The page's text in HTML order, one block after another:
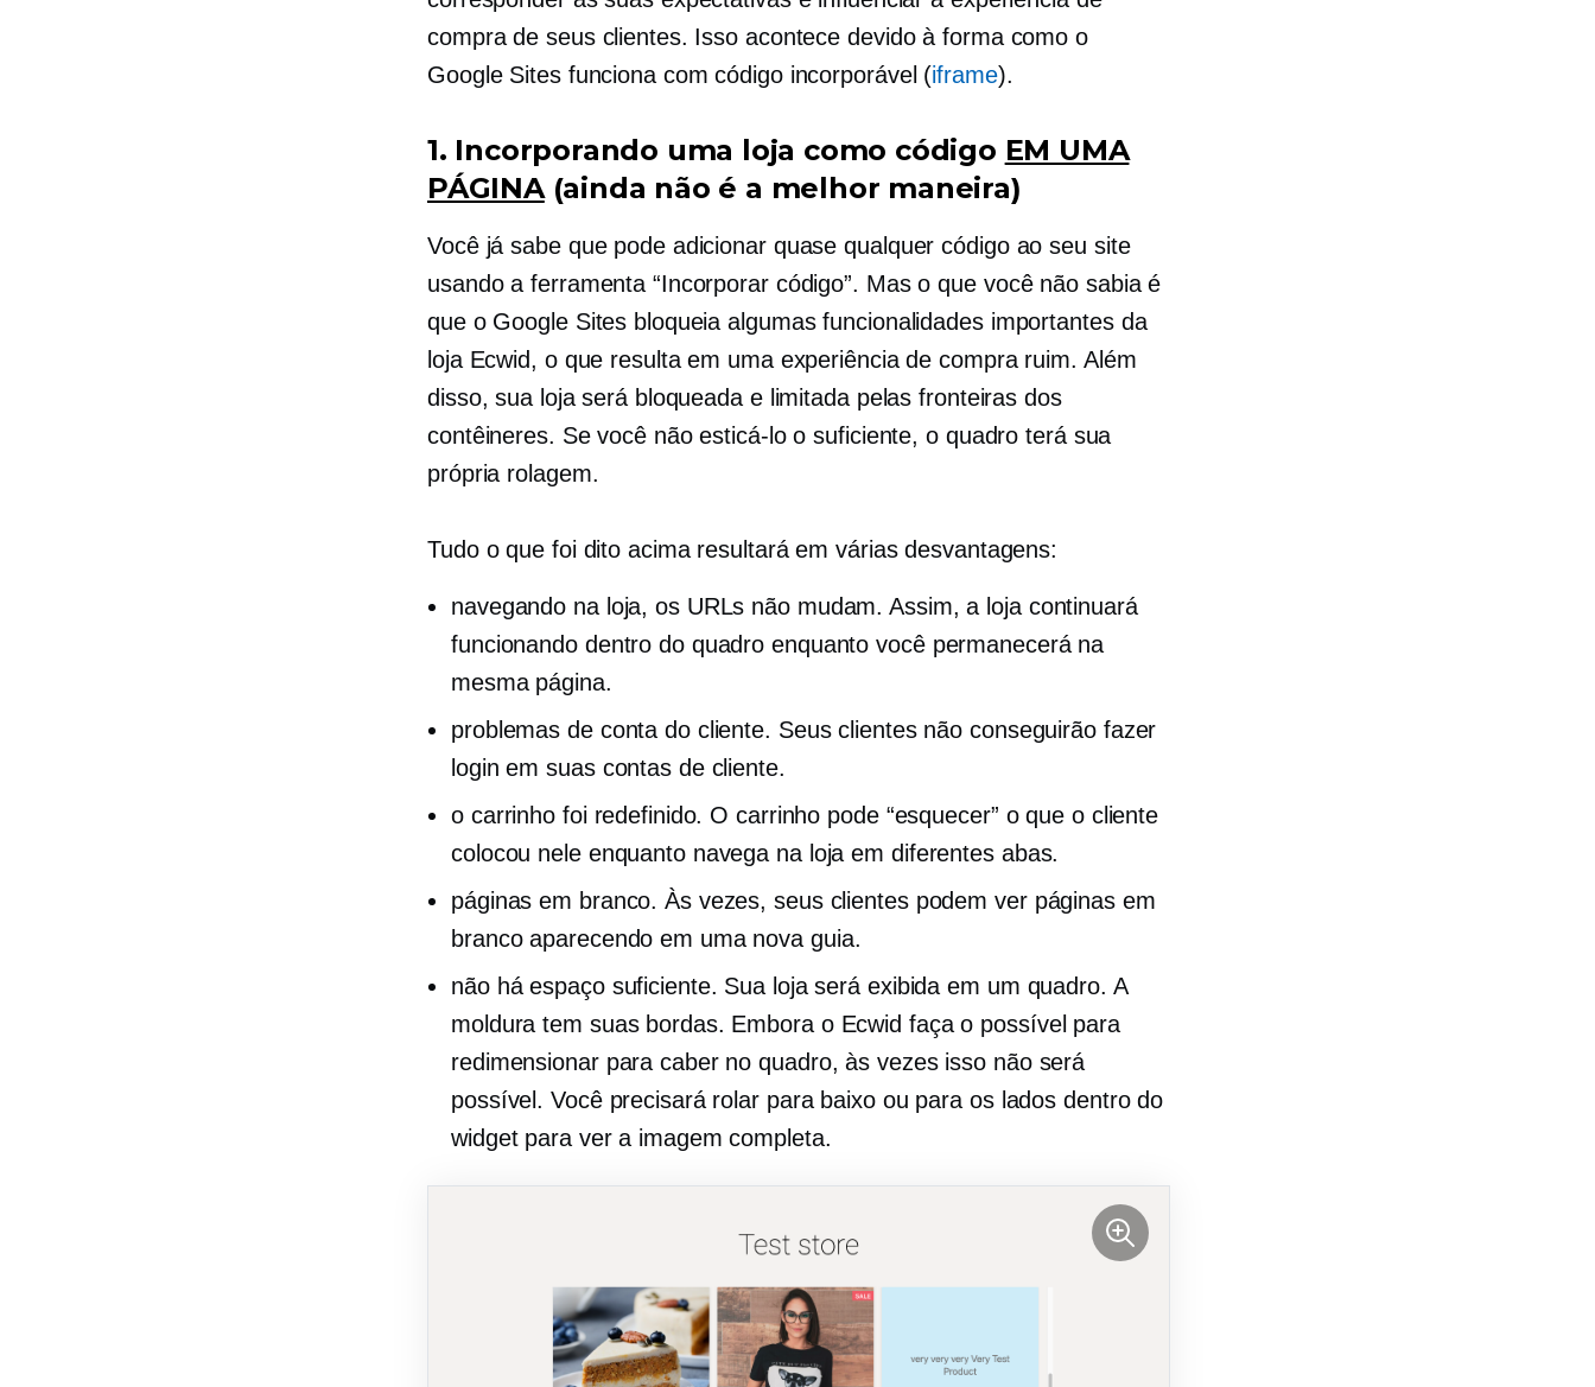
compra de seus clientes. Isso acontece devido à forma como o
Google Sites funciona com código incorporável (iframe).
1. Incorporando uma loja como código EM UMA
PÁGINA(ainda não é a melhor maneira)
Você já sabe que pode adicionar quase qualquer código ao seu site
usando a ferramenta “Incorporar código”. Mas o que você não sabia é
que o Google Sites bloqueia algumas funcionalidades importantes da
loja Ecwid, o que resulta em uma experiência de compra ruim. Além
disso, sua loja será bloqueada e limitada pelas fronteiras dos
contêineres. Se você não esticá-lo o suficiente, o quadro terá sua
própria rolagem.
Tudo o que foi dito acima resultará em várias desvantagens:
navegando na loja, os URLs não mudam. Assim, a loja continuará
funcionando dentro do quadro enquanto você permanecerá na
mesma página.
problemas de conta do cliente. Seus clientes não conseguirão fazer
login em suas contas de cliente.
o carrinho foi redefinido. O carrinho pode “esquecer” o que o cliente
colocou nele enquanto navega na loja em diferentes abas.
páginas em branco. Às vezes, seus clientes podem ver páginas em
branco aparecendo em uma nova guia.
não há espaço suficiente. Sua loja será exibida em um quadro. A
moldura tem suas bordas. Embora o Ecwid faça o possível para
redimensionar para caber no quadro, às vezes isso não será
possível. Você precisará rolar para baixo ou para os lados dentro do
widget para ver a imagem completa.